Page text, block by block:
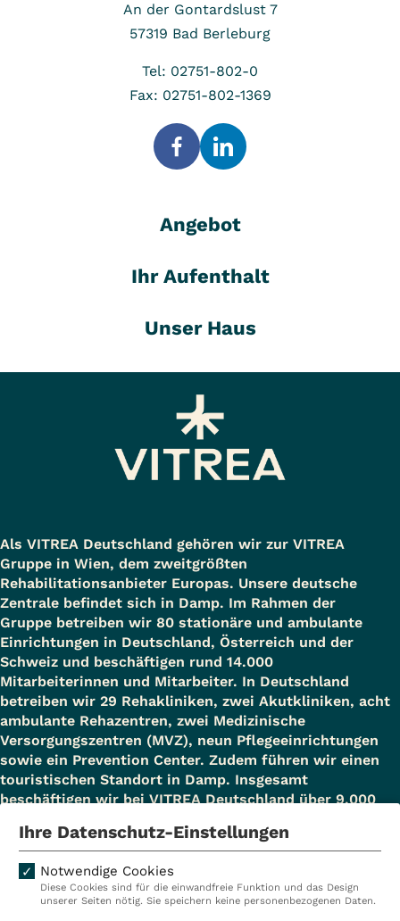
An der Gontardslust 7
57319 Bad Berleburg
Tel: 02751-802-0
Fax: 02751-802-1369
Angebot
Ihr Aufenthalt
Unser Haus
Als VITREA Deutschland gehören wir zur VITREA
Gruppe in Wien, dem zweitgrößten
Rehabilitationsanbieter Europas. Unsere deutsche
Zentrale befindet sich in Damp. Im Rahmen der
Gruppe betreiben wir 80 stationäre und ambulante
Einrichtungen in Deutschland, Österreich und der
Schweiz und beschäftigen rund 14.000
Mitarbeiterinnen und Mitarbeiter. In Deutschland
betreiben wir 29 Rehakliniken, zwei Akutkliniken, acht
ambulante Rehazentren, zwei Medizinische
Versorgungszentren (MVZ), neun Pflegeeinrichtungen
sowie ein Prevention Center. Zudem führen wir einen
touristischen Standort in Damp. Insgesamt
beschäftigen wir bei VITREA Deutschland über 9.000
Kliniken
Ambulant
Ihre Datenschutz-Einstellungen
Notwendige Cookies
Diese Cookies sind für die einwandfreie Funktion und das Design
unserer Seiten nötig. Sie speichern keine personenbezogenen Daten.